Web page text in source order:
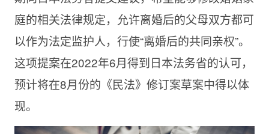
庭的相关法律规定，允许离婚后的父母双方都可
以作为法定监护人，行使“离婚后的共同亲权”。
这项提案在2022年6月得到日本法务省的认可，
预计将在8月份的《民法》修订案草案中得以体
现。